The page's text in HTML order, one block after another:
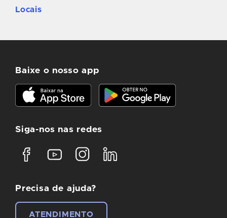
Locais
Baixe o nosso app
Siga-nos nas redes
Precisa de ajuda?
ATENDIMENTO